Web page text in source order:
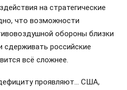
на стратегические
что возможности
обороны близки
сдерживать российские
всё сложнее.
проявляют… США,